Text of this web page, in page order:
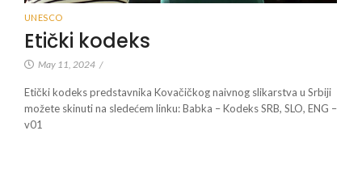
UNESCO
Etički kodeks
May 11, 2024 /
Etički kodeks predstavnika Kovačičkog naivnog slikarstva u Srbiji
možete skinuti na sledećem linku: Babka – Kodeks SRB, SLO, ENG –
v01